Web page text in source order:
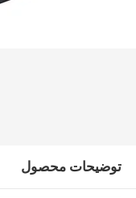
توضیحات محصول